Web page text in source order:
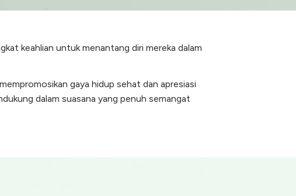
keahlian untuk menantang diri mereka dalam
gaya hidup sehat dan apresiasi
dalam suasana yang penuh semangat